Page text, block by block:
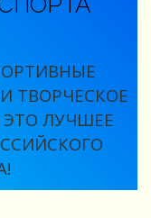
ТВОРЧЕСКОЕ
ЛУЧШЕЕ